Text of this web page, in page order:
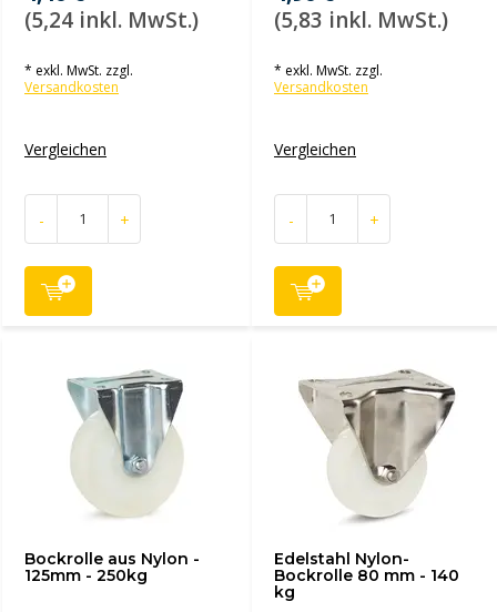
(5,24 inkl. MwSt.)
* exkl. MwSt. zzgl.
Versandkosten
Vergleichen
- +
(5,83 inkl. MwSt.)
* exkl. MwSt. zzgl.
Versandkosten
Vergleichen
- +
Bockrolle aus Nylon -
125mm - 250kg
Edelstahl Nylon-
Bockrolle 80 mm - 140
kg